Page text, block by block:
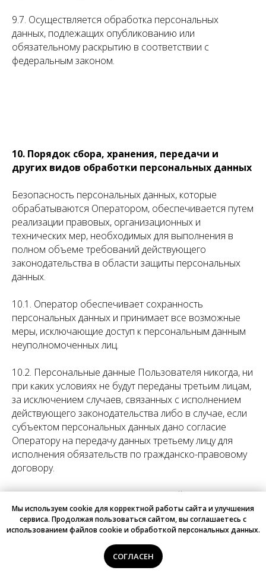
9.7. Осуществляется обработка персональных
данных, подлежащих опубликованию или
обязательному раскрытию в соответствии с
федеральным законом.
10. Порядок сбора, хранения, передачи и
других видов обработки персональных данных
Безопасность персональных данных, которые
обрабатываются Оператором, обеспечивается путем
реализации правовых, организационных и
технических мер, необходимых для выполнения в
полном объеме требований действующего
законодательства в области защиты персональных
данных.
10.1. Оператор обеспечивает сохранность
персональных данных и принимает все возможные
меры, исключающие доступ к персональным данным
неуполномоченных лиц.
10.2. Персональные данные Пользователя никогда, ни
при каких условиях не будут переданы третьим лицам,
за исключением случаев, связанных с исполнением
действующего законодательства либо в случае, если
субъектом персональных данных дано согласие
Оператору на передачу данных третьему лицу для
исполнения обязательств по гражданско-правовому
договору.
10.3. В случае выявления неточностей в
персональных данных, Пользователь может
актуализировать их самостоятельно, путем
направления Оператору уведомление на адрес
электронной почты Оператора
MaksiMed69@mail.ru
пометкой «Актуализация персональных данных».
Мы используем cookie для корректной работы сайта и улучшения
сервиса. Продолжая пользоваться сайтом, вы соглашаетесь с
использованием файлов cookie и обработкой персональных данных.
СОГЛАСЕН